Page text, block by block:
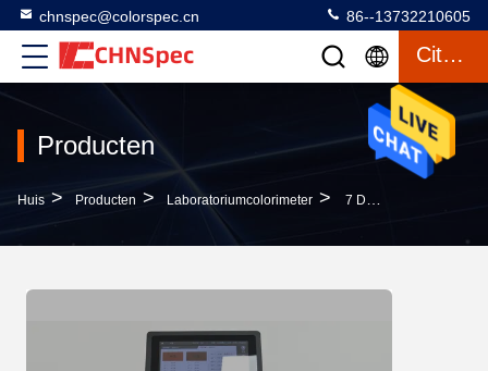
chnspec@colorspec.cn 86--13732210605
Citaat
Producten
Huis > Producten > Laboratoriumcolorimeter > 7 Duim Van D/8 152mm De Bank Hoogste Spectrofotometer Van De Gebieddiameter